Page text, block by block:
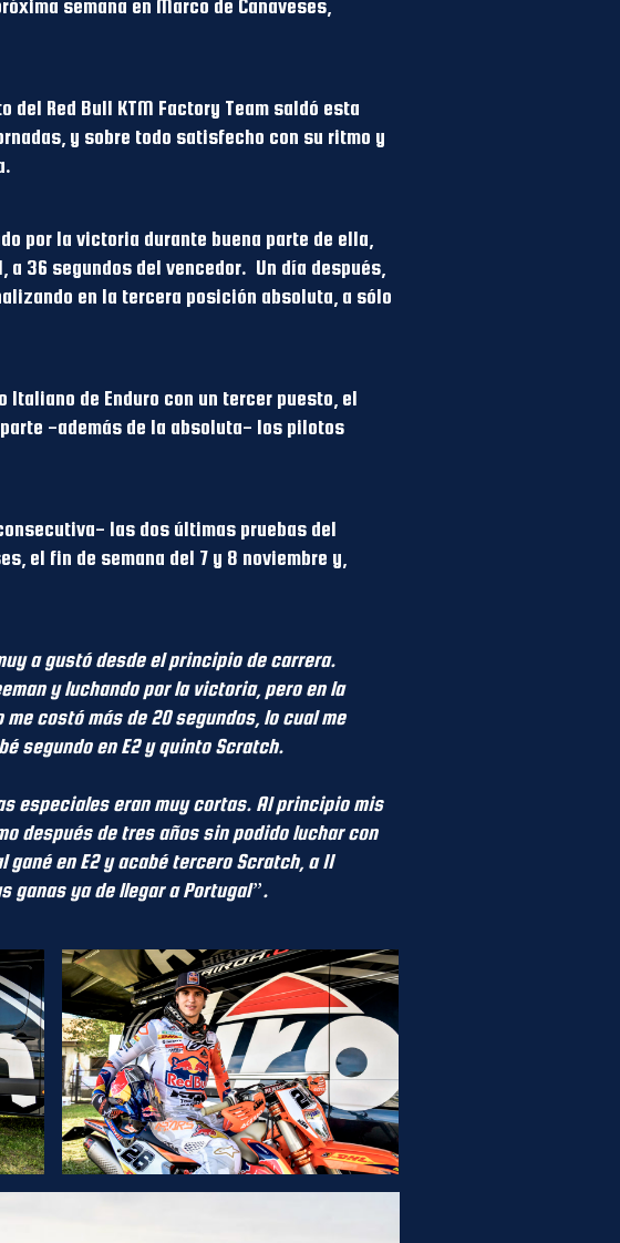
semana en Marco de Canaveses,
Red Bull KTM Factory Team saldó esta
y sobre todo satisfecho con su ritmo y
por la victoria durante buena parte de ella,
36 segundos del vencedor. Un día después,
en la tercera posición absoluta, a sólo
Italiano de Enduro con un tercer puesto, el
parte -además de la absoluta- los pilotos
las dos últimas pruebas del
el fin de semana del 7 y 8 noviembre y,
a gustó desde el principio de carrera.
y luchando por la victoria, pero en la
costó más de 20 segundos, lo cual me
segundo en E2 y quinto Scratch.
especiales eran muy cortas. Al principio mis
después de tres años sin podido luchar con
en E2 y acabé tercero Scratch, a 11
ganas ya de llegar a Portugal”.